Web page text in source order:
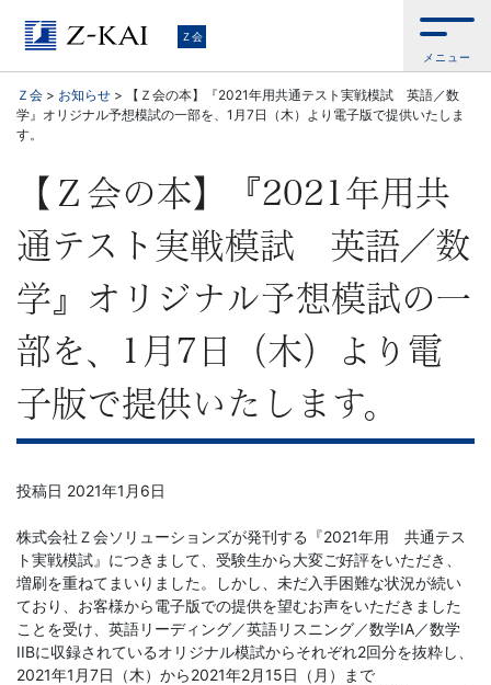
Ｚ
会
【公
サ
イ
ト】
自
ら
学
ぶ
こ
と
Ｚ会
メニュー
Ｚ会 > お知らせ >
【Ｚ会の本】『2021年用共通テスト実戦模試 英語／数
学』オリジナル予想模試の一部を、1月7日（木）より電子版で提供いたしま
す。
【Ｚ会の本】『2021年用共
通テスト実戦模試 英語／数
学』オリジナル予想模試の一
部を、1月7日（木）より電
子版で提供いたします。
投稿日 2021年1月6日
株式会社Ｚ会ソリューションズが発刊する『2021年用 共通テス
ト実戦模試』につきまして、受験生から大変ご好評をいただき、
増刷を重ねてまいりました。しかし、未だ入手困難な状況が続い
ており、お客様から電子版での提供を望むお声をいただきました
ことを受け、英語リーディング／英語リスニング／数学IA／数学
IIBに収録されているオリジナル模試からそれぞれ2回分を抜粋し、
2021年1月7日（木）から2021年2月15日（月）まで